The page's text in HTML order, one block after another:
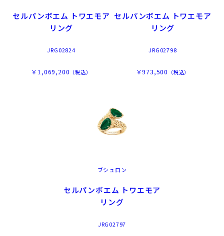
セルパンボエム トワエモア
リング
JRG02824
￥1,069,200 （税込）
セルパンボエム トワエモア
リング
JRG02798
￥973,500 （税込）
ブシュロン
セルパンボエム トワエモア
リング
JRG02797